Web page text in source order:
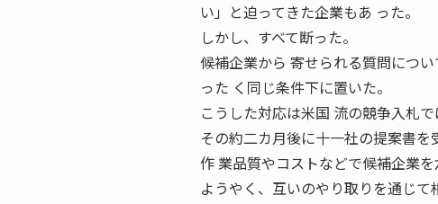
い」と迫ってきた企業もあ った。
しかし、すべて断った。
候補企業から 寄せられる質問につ
った く同じ条件下に置いた。
こうした対応は米国 流の競争入札で
その約二カ月後に十一社の提案書を
作 業品質やコストなどで候補企業
ようやく、互いのやり取りを通じて